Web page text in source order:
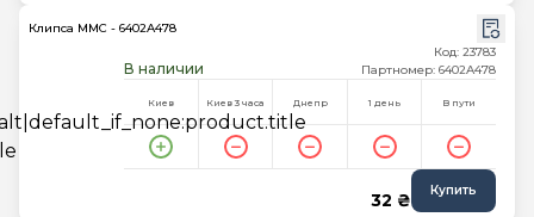
Клипса MMC - 6402A478
В наличии
Код: 23783
Партномер: 6402A478
Киев Киев 3 часа Днепр 1 день В пути
32 ₴ Купить